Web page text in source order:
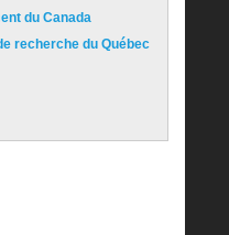
du Canada
recherche du Québec